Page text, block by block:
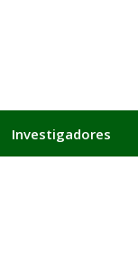
Investigadores